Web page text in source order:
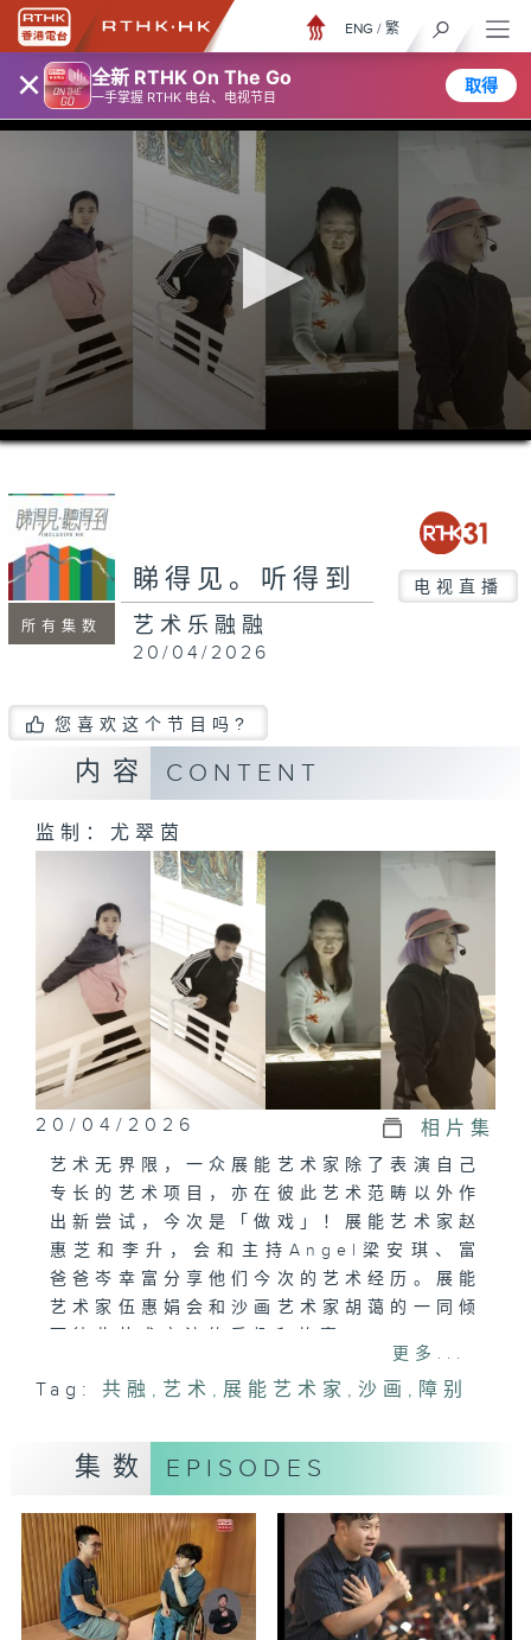
× 全新 RTHK On The Go
一手掌握 RTHK 电台、电视节目
取得
ENG / 繁
0
seconds
minutes,
seconds
所有集数
睇得见。听得到 电视直播
艺术乐融融
20/04/2026
您喜欢这个节目吗?
内容 CONTENT
监制：尤翠茵
20/04/2026 相片集
艺术无界限，一众展能艺术家除了表演自己
专长的艺术项目，亦在彼此艺术范畴以外作
出新尝试，今次是「做戏」！展能艺术家赵
惠芝和李升，会和主持Angel梁安琪、富
爸爸岑幸富分享他们今次的艺术经历。展能
艺术家伍惠娟会和沙画艺术家胡蔼的一同倾
更多...
Tag: 共融 , 艺术 , 展能艺术家 ,沙画 , 障别
集数 EPISODES